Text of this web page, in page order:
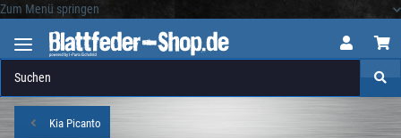
Zum Menü springen
Kia Picanto